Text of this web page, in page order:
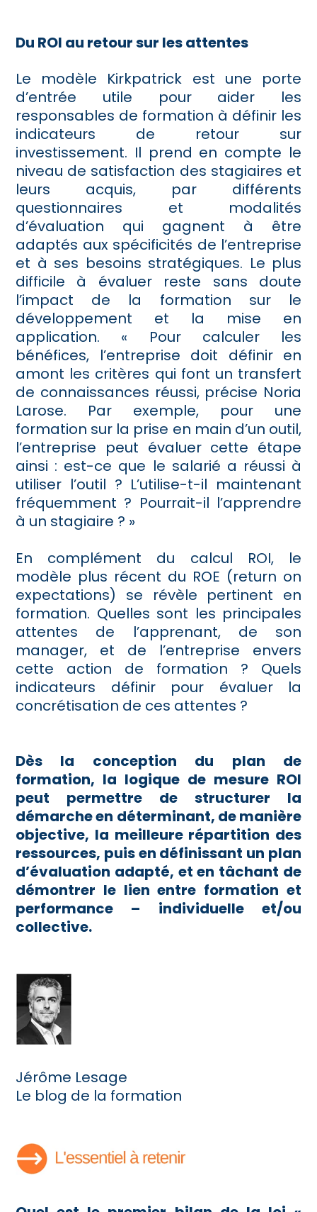
Du ROI au retour sur les attentes
Le modèle Kirkpatrick est une porte
d’entrée utile pour aider les
responsables de formation à définir les
indicateurs de retour sur
investissement. Il prend en compte le
niveau de satisfaction des stagiaires et
leurs acquis, par différents
questionnaires et modalités
d’évaluation qui gagnent à être
adaptés aux spécificités de l’entreprise
et à ses besoins stratégiques. Le plus
difficile à évaluer reste sans doute
l’impact de la formation sur le
développement et la mise en
application. « Pour calculer les
bénéfices, l’entreprise doit définir en
amont les critères qui font un transfert
de connaissances réussi, précise Noria
Larose. Par exemple, pour une
formation sur la prise en main d’un outil,
l’entreprise peut évaluer cette étape
ainsi : est-ce que le salarié a réussi à
utiliser l’outil ? L’utilise-t-il maintenant
fréquemment ? Pourrait-il l’apprendre
à un stagiaire ? »
En complément du calcul ROI, le
modèle plus récent du ROE (return on
expectations) se révèle pertinent en
formation. Quelles sont les principales
attentes de l’apprenant, de son
manager, et de l’entreprise envers
cette action de formation ? Quels
indicateurs définir pour évaluer la
concrétisation de ces attentes ?
Dès la conception du plan de
formation, la logique de mesure ROI
peut permettre de structurer la
démarche en déterminant, de manière
objective, la meilleure répartition des
ressources, puis en définissant un plan
d’évaluation adapté, et en tâchant de
démontrer le lien entre formation et
performance – individuelle et/ou
collective.
Jérôme Lesage
Le blog de la formation